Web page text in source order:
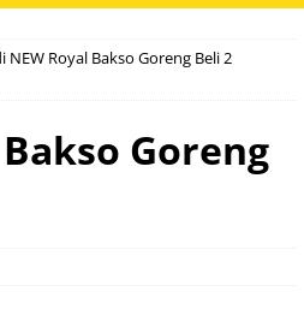
Royal Bakso Goreng Beli 2
Goreng